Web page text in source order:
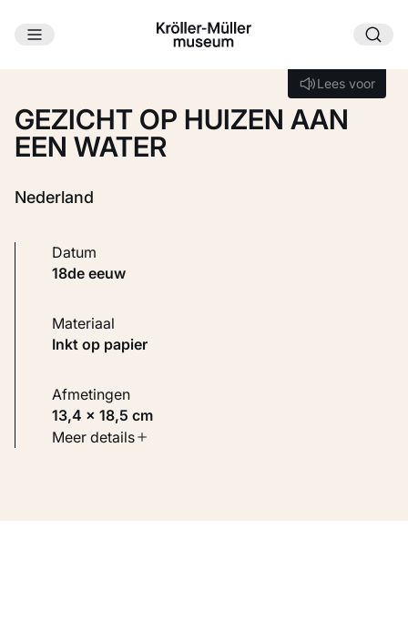
Ga naar hoofdinhoud
Lees voor
Lees voor
GEZICHT OP HUIZEN AAN
EEN WATER
Nederland
Datum
18de eeuw
Materiaal
Inkt op papier
Afmetingen
13,4 × 18,5 cm
Soort werk
Meer details